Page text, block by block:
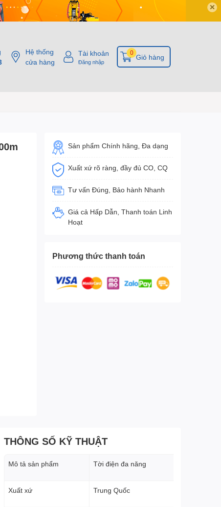
✕
Hệ thống
cửa hàng
Tài khoản
Đăng nhập
Giỏ hàng
0
Sản phẩm Chính hãng, Đa dạng
Xuất xứ rõ ràng, đầy đủ CO, CQ
Tư vấn Đúng, Bảo hành Nhanh
Giá cả Hấp Dẫn, Thanh toán Linh
Hoạt
Phương thức thanh toán
THÔNG SỐ KỸ THUẬT
Mô tả sản phẩm Tời điện đa năng
Xuất xứ Trung Quốc